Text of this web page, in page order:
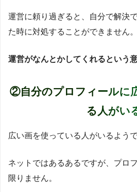
運営に頼り過ぎると、自分で解決
た時に対処することができません。
運営がなんとかしてくれるという
②自分のプロフィールに
る人がい
広い画を使っている人がいるようで
ネットではあるあるですが、プロ
限りません。